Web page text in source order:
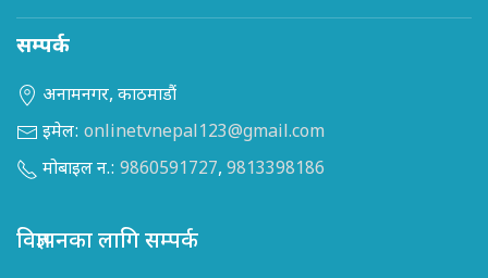
सम्पर्क
अनामनगर, काठमाडौं
इमेल: onlinetvnepal123@gmail.com
मोबाइल न.: 9860591727, 9813398186
विज्ञापनका लागि सम्पर्क